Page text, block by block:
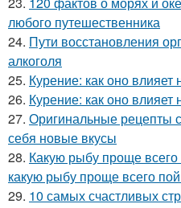
любого путешественника
24. Пути восстановления
алкоголя
25. Курение: как оно влияет
26. Курение: как оно
27. Оригинальные рецепты
себя новые вкусы
28. Какую рыбу проще
какую рыбу проще всего
29. 10 самых счастливых